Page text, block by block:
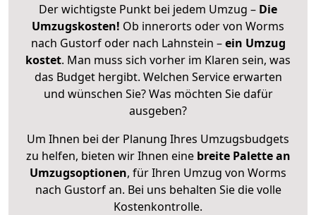
Der wichtigste Punkt bei jedem Umzug – Die
Umzugskosten! Ob innerorts oder von Worms
nach Gustorf oder nach Lahnstein –ein Umzug
kostet. Man muss sich vorher im Klaren sein, was
das Budget hergibt. Welchen Service erwarten
und wünschen Sie? Was möchten Sie dafür
ausgeben?
Um Ihnen bei der Planung Ihres Umzugsbudgets
zu helfen, bieten wir Ihnen eine breite Palette an
Umzugsoptionen, für Ihren Umzug von Worms
nach Gustorf an. Bei uns behalten Sie die volle
Kostenkontrolle.